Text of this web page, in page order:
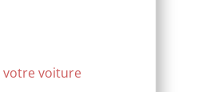
votre voiture